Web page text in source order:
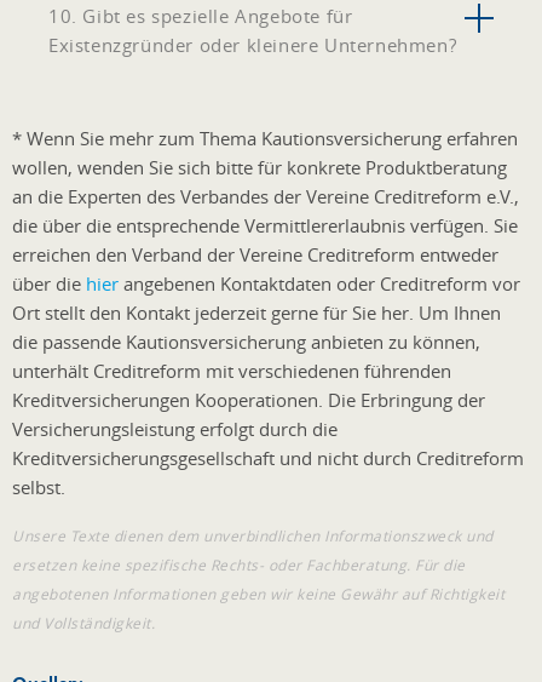
10. Gibt es spezielle Angebote für
Existenzgründer oder kleinere Unternehmen?
* Wenn Sie mehr zum Thema Kautionsversicherung erfahren
wollen, wenden Sie sich bitte für konkrete Produktberatung
an die Experten des Verbandes der Vereine Creditreform e.V.,
die über die entsprechende Vermittlererlaubnis verfügen. Sie
erreichen den Verband der Vereine Creditreform entweder
über die hier angebenen Kontaktdaten oder Creditreform vor
Ort stellt den Kontakt jederzeit gerne für Sie her. Um Ihnen
die passende Kautionsversicherung anbieten zu können,
unterhält Creditreform mit verschiedenen führenden
Kreditversicherungen Kooperationen. Die Erbringung der
Versicherungsleistung erfolgt durch die
Kreditversicherungsgesellschaft und nicht durch Creditreform
selbst.
Unsere Texte dienen dem unverbindlichen Informationszweck und
ersetzen keine spezifische Rechts- oder Fachberatung. Für die
angebotenen Informationen geben wir keine Gewähr auf Richtigkeit
und Vollständigkeit.